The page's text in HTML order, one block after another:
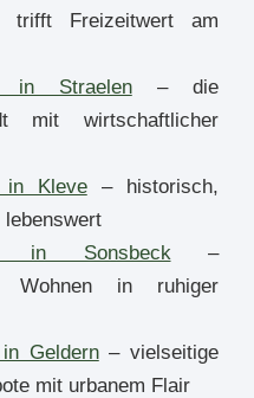
trifft Freizeitwert am
in Straelen– die
mit wirtschaftlicher
in Kleve– historisch,
in Sonsbeck –
Wohnen in ruhiger
Geldern– vielseitige
mit urbanem Flair